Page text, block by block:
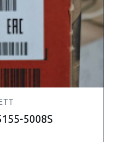
5008S